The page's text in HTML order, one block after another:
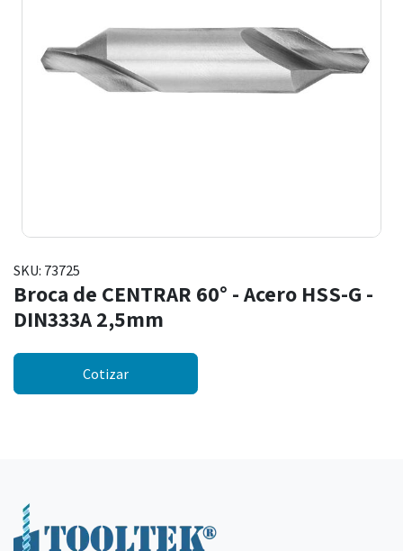
SKU: 73725
Broca de CENTRAR 60° - Acero HSS-G -
DIN333A 2,5mm
Cotizar